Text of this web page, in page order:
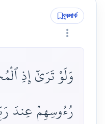
বুকমার্ক
وَلَوْ تَرَىٰٓ إِذِ
رُءُوسِهِمْ عِندَ